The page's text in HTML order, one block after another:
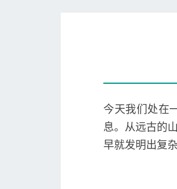
今天我们处在
息。从远古的
早就发明出复